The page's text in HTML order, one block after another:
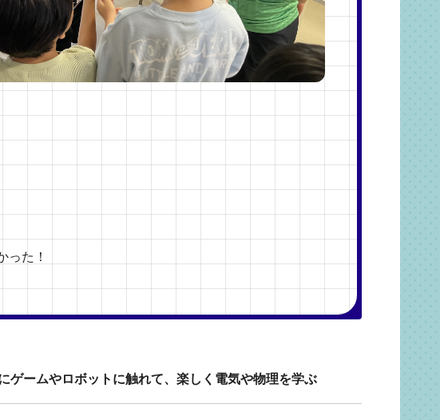
った！
ゲームやロボットに触れて、楽しく電気や物理を学ぶ